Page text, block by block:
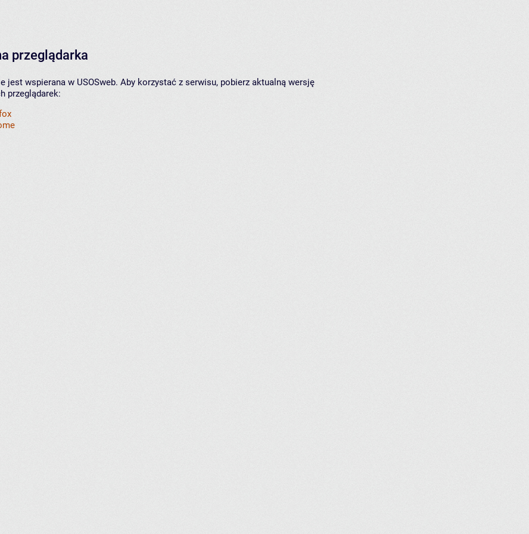
przeglądarka
jest wspierana w USOSweb. Aby korzystać z serwisu, pobierz aktualną wersję
przeglądarek: